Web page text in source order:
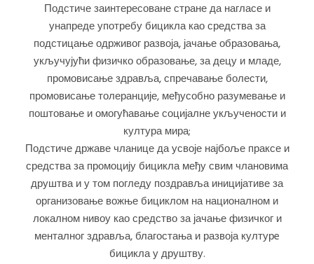
Подстиче заинтересоване стране да нагласе и
унапреде употребу бицикла као средства за
подстицање одрживог развоја, јачање образовања,
укључујући физичко образовање, за децу и младе,
промовисање здравља, спречавање болести,
промовисање толеранције, међусобно разумевање и
поштовање и омогућавање социјалне укључености и
култура мира;
Подстиче државе чланице да усвоје најбоље праксе и
средства за промоцију бицикла међу свим члановима
друштва и у том погледу поздравља иницијативе за
организовање вожње бициклом на националном и
локалном нивоу као средство за јачање физичког и
менталног здравља, благостања и развоја културe
бицикла у друштву.